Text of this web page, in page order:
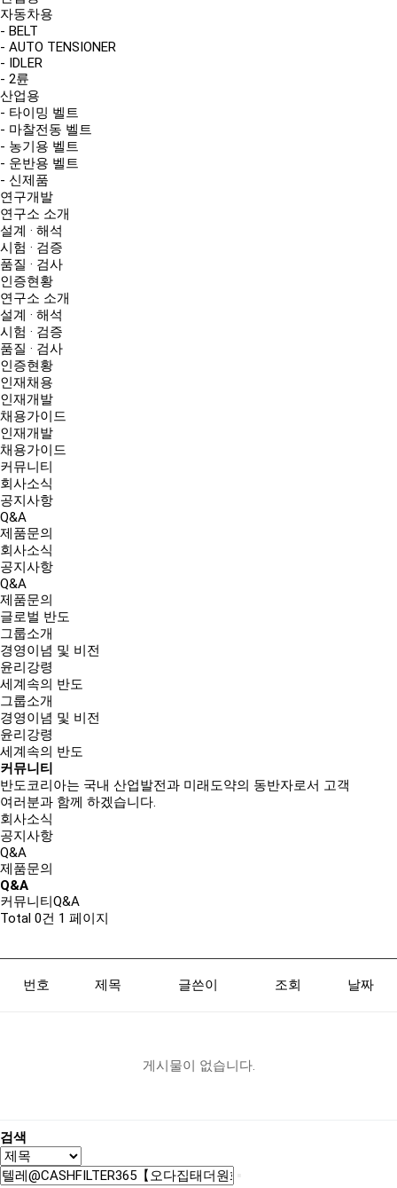
자동차용
- BELT
- AUTO TENSIONER
- IDLER
- 2륜
산업용
- 타이밍 벨트
- 마찰전동 벨트
- 농기용 벨트
- 운반용 벨트
- 신제품
연구개발
연구소 소개
설계 · 해석
시험 · 검증
품질 · 검사
인증현황
연구소 소개
설계 · 해석
시험 · 검증
품질 · 검사
인증현황
인재채용
인재개발
채용가이드
인재개발
채용가이드
커뮤니티
회사소식
공지사항
Q&A
제품문의
회사소식
공지사항
Q&A
제품문의
글로벌 반도
그룹소개
경영이념 및 비전
윤리강령
세계속의 반도
그룹소개
경영이념 및 비전
윤리강령
세계속의 반도
커뮤니티
반도코리아는 국내 산업발전과 미래도약의 동반자로서 고객
여러분과 함께 하겠습니다.
회사소식
공지사항
Q&A
제품문의
Q&A
커뮤니티Q&A
Total 0건 1 페이지
번호 제목 글쓴이 조회 날짜
게시물이 없습니다.
검색